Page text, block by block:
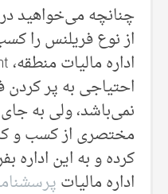
چنانچه می‌‌خواهید
از نوع فریلنس را
احتیاجی به پر کردن
نمی‌‌باشد، ولی‌ به
مختصری از کسب و
کرده و به این اداره
اداره مالیات